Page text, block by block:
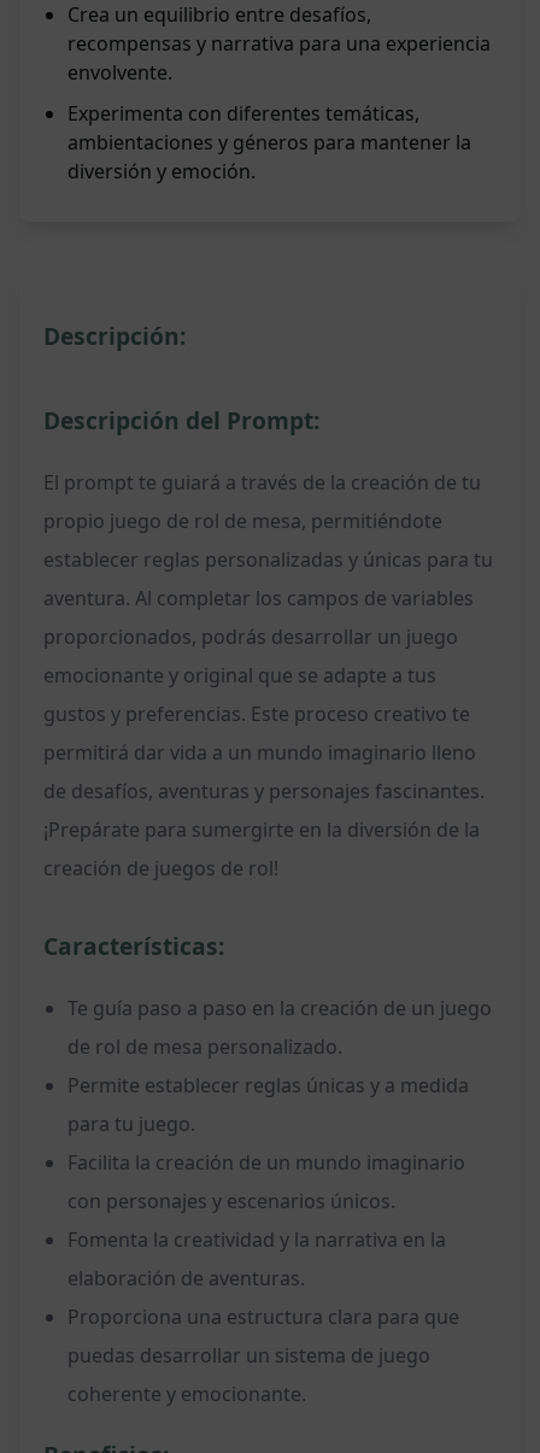
Crea un equilibrio entre desafíos,
recompensas y narrativa para una experiencia
envolvente.
Experimenta con diferentes temáticas,
ambientaciones y géneros para mantener la
diversión y emoción.
Descripción:
Descripción del Prompt:
El prompt te guiará a través de la creación de tu
propio juego de rol de mesa, permitiéndote
establecer reglas personalizadas y únicas para tu
aventura. Al completar los campos de variables
proporcionados, podrás desarrollar un juego
emocionante y original que se adapte a tus
gustos y preferencias. Este proceso creativo te
permitirá dar vida a un mundo imaginario lleno
de desafíos, aventuras y personajes fascinantes.
¡Prepárate para sumergirte en la diversión de la
creación de juegos de rol!
Características:
Te guía paso a paso en la creación de un juego
de rol de mesa personalizado.
Permite establecer reglas únicas y a medida
para tu juego.
Facilita la creación de un mundo imaginario
con personajes y escenarios únicos.
Fomenta la creatividad y la narrativa en la
elaboración de aventuras.
Proporciona una estructura clara para que
puedas desarrollar un sistema de juego
coherente y emocionante.